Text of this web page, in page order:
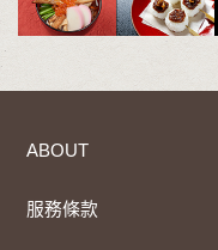
ABOUT
服務條款